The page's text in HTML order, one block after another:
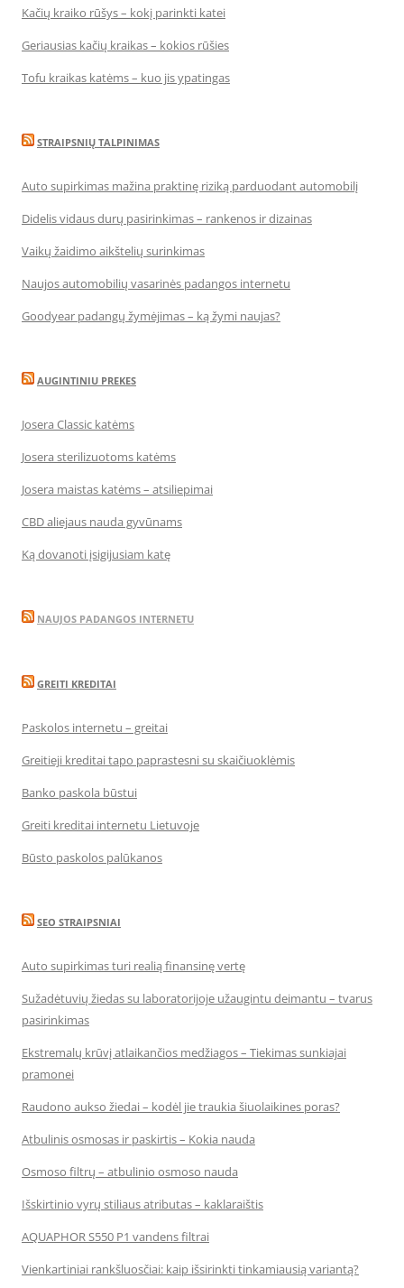
Kačių kraiko rūšys – kokį parinkti katei
Geriausias kačių kraikas – kokios rūšies
Tofu kraikas katėms – kuo jis ypatingas
STRAIPSNIŲ TALPINIMAS
Auto supirkimas mažina praktinę riziką parduodant automobilį
Didelis vidaus durų pasirinkimas – rankenos ir dizainas
Vaikų žaidimo aikštelių surinkimas
Naujos automobilių vasarinės padangos internetu
Goodyear padangų žymėjimas – ką žymi naujas?
AUGINTINIU PREKES
Josera Classic katėms
Josera sterilizuotoms katėms
Josera maistas katėms – atsiliepimai
CBD aliejaus nauda gyvūnams
Ką dovanoti įsigijusiam katę
NAUJOS PADANGOS INTERNETU
GREITI KREDITAI
Paskolos internetu – greitai
Greitieji kreditai tapo paprastesni su skaičiuoklėmis
Banko paskola būstui
Greiti kreditai internetu Lietuvoje
Būsto paskolos palūkanos
SEO STRAIPSNIAI
Auto supirkimas turi realią finansinę vertę
Sužadėtuvių žiedas su laboratorijoje užaugintu deimantu – tvarus
pasirinkimas
Ekstremalų krūvį atlaikančios medžiagos – Tiekimas sunkiajai
pramonei
Raudono aukso žiedai – kodėl jie traukia šiuolaikines poras?
Atbulinis osmosas ir paskirtis – Kokia nauda
Osmoso filtrų – atbulinio osmoso nauda
Išskirtinio vyrų stiliaus atributas – kaklaraištis
AQUAPHOR S550 P1 vandens filtrai
Vienkartiniai rankšluosčiai: kaip išsirinkti tinkamiausią variantą?